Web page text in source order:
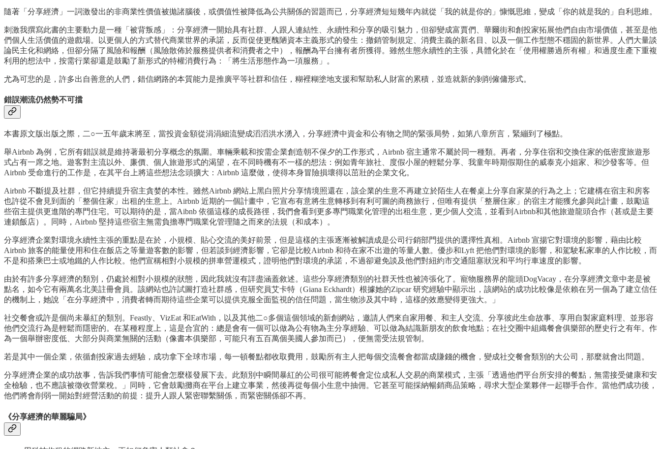
隨著「分享經濟」一詞激發出的非商業性價值被拋諸腦後，或價值性被降低為公共關係的習題而已，分享經濟短短幾年內就從「我的就是你的」慷慨思維，變成「你的就是我的」自利思維。
刺激我撰寫此書的主要動力是一種「被背叛感」：分享經濟一開始具有社群、人跟人連結性、永續性和分享的吸引魅力，但卻變成富賈們、華爾街和創投家拓展他們自由市場價值，甚至是他
們個人生活價值的遊戲場。以更個人的方式替代商業世界的承諾，反而促使更醜陋資本主義形式的發生：撤銷管制規定、消費主義的新名目、以及一個工作型態不穩固的新世界。人們大量談
論民主化和網絡，但卻分隔了風險和報酬（風險散佈於服務提供者和消費者之中），報酬為平台擁有者所獲得。雖然生態永續性的主張，具體化於在「使用權勝過所有權」和過度生產下重複
利用的想法中，按需行業卻還是鼓勵了新形式的特權消費行為：「將生活形態作為一項服務」。
尤為可悲的是，許多出自善意的人們，錯信網路的本質能力是推廣平等社群和信任，糊裡糊塗地支援和幫助私人財富的累積，並造就新的剝削僱傭形式。
錯誤潮流仍然勢不可擋
本書原文版出版之際，二○一五年歲末將至，當投資金額從涓涓細流變成滔滔洪水湧入，分享經濟中資金和公有物之間的緊張局勢，如第八章所言，緊繃到了極點。
舉Airbnb 為例，它所有錯誤就是維持著最初分享概念的氛圍。車輛乘載和按需企業創造朝不保夕的工作形式，Airbnb 宿主通常不屬於同一種類。再者，分享住宿和交換住家的低密度旅遊形
式占有一席之地。遊客對主流以外、廉價、個人旅遊形式的渴望，在不同時機有不一樣的想法：例如青年旅社、度假小屋的輕鬆分享、我童年時期假期住的威泰克小姐家、和沙發客等。但
Airbnb 受命進行的工作是，在其平台上將這些想法念頭擴大：Airbnb 這麼做，使得本身冒險損壞得以茁壯的企業文化。
Airbnb 不斷提及社群，但它持續提升宿主貪婪的本性。雖然Airbnb 網站上黑白照片分享情境照還在，該企業的生意不再建立於陌生人在餐桌上分享自家菜的行為之上；它建構在宿主和房客
也許從不會見到面的「整個住家」出租的生意上。Airbnb 近期的一個計畫中，它宣布有意將生意轉移到有利可圖的商務旅行，但唯有提供「整層住家」的宿主才能獲允參與此計畫，鼓勵這
些宿主提供更進階的專門住宅。可以期待的是，當Aibnb 依循這樣的成長路徑，我們會看到更多專門職業化管理的出租生意，更少個人交流，並看到Airbnb和其他旅遊龍頭合作（甚或是主要
連鎖飯店）。同時，Airbnb 堅持這些宿主無需負擔專門職業化管理隨之而來的法規（和成本）。
分享經濟企業對環境永續性主張的重點是在於，小規模、貼心交流的美好前景，但是這樣的主張逐漸被解讀成是公司行銷部門提供的選擇性真相。Airbnb 宣揚它對環境的影響，藉由比較
Airbnb 旅客的能量使用和住在飯店之等量遊客數的影響，但若談到經濟影響，它卻是比較Airbnb 和待在家不出遊的等量人數。優步和Lyft 把他們對環境的影響，和駕駛私家車的人作比較，而
不是和搭乘巴士或地鐵的人作比較。他們宣稱相對小規模的拼車營運模式，證明他們對環境的承諾，不過卻避免談及他們對紐約市交通阻塞狀況和平均行車速度的影響。
由於有許多分享經濟的類別，仍處於相對小規模的狀態，因此我就沒有詳盡涵蓋敘述。這些分享經濟類別的社群天性也被誇張化了。寵物服務界的龍頭DogVacay，在分享經濟文章中老是被
點名，如今它有兩萬名北美註冊會員。該網站也許試圖打造社群感，但研究員艾卡特（Giana Eckhardt）根據她的Zipcar 研究經驗中顯示出，該網站的成功比較像是依賴在另一個為了建立信任
的機制上，她說「在分享經濟中，消費者轉而期待這些企業可以提供克服全面監視的信任問題，當生物涉及其中時，這樣的效應變得更強大。」
社交餐會或許是個尚未暴紅的類別。Feastly、VizEat 和EatWith，以及其他二○多個這個領域的新創網站，邀請人們來自家用餐、和主人交流、分享彼此生命故事、享用自製家庭料理、並形容
他們交流行為是輕鬆而隱密的。在某種程度上，這是合宜的：總是會有一個可以做為公有物為主分享經驗、可以做為結識新朋友的飲食地點；在社交圈中組織餐會俱樂部的歷史行之有年。作
為一個舉辦密度低、大部分與商業無關的活動（像書本俱樂部，可能只有五百萬個美國人參加而已），便無需受法規管制。
若是其中一個企業，依循創投家過去經驗，成功拿下全球市場，每一頓餐點都收取費用，鼓勵所有主人把每個交流餐會都當成賺錢的機會，變成社交餐會類別的大公司，那麼就會出問題。
分享經濟企業的成功故事，告訴我們事情可能會怎麼樣發展下去。此類別中瞬間暴紅的公司很可能將餐會定位成私人交易的商業模式，主張「透過他們平台所安排的餐點，無需接受健康和安
全檢驗，也不應該被徵收營業稅。」同時，它會鼓勵攤商在平台上建立事業，然後再從每個小生意中抽佣。它甚至可能採納暢銷商品策略，尋求大型企業夥伴一起聯手合作。當他們成功後，
他們將會削弱一開始對經營活動的前提：提升人跟人緊密聯繫關係，而緊密關係卻不再。
《分享經濟的華麗騙局》